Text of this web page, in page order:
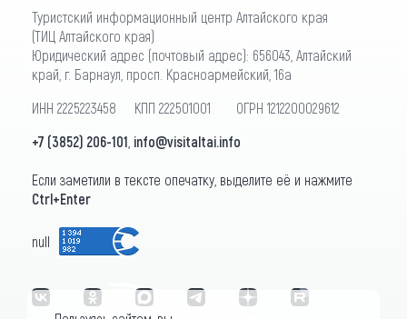
Туристский информационный центр Алтайского края
(ТИЦ Алтайского края)
Юридический адрес (почтовый адрес): 656043, Алтайский
край, г. Барнаул, просп. Красноармейский, 16а
ИНН 2225223458 КПП 222501001 ОГРН 1212200029612
+7 (3852) 206-101 info@visitaltai.info
Если заметили в тексте опечатку, выделите её и нажмите
Ctrl+Enter
null